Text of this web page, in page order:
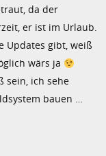
da der
er ist im Urlaub.
Updates gibt, weiß
wärs ja
sein, ich sehe
bauen …